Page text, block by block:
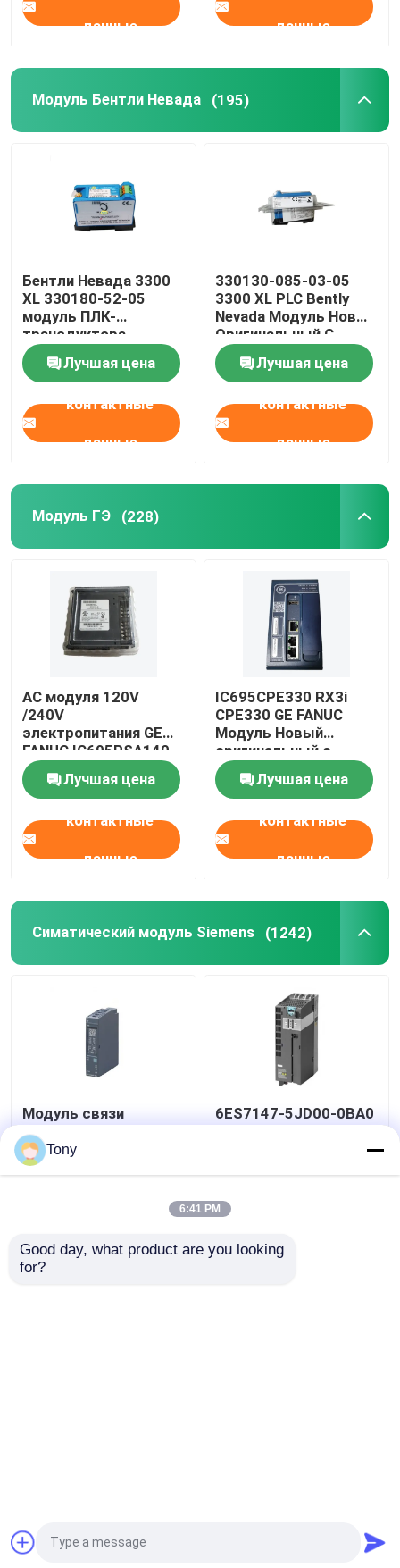
данные данные
Модуль Бентли Невада (195)
Бентли Невада 3300
XL 330180-52-05
модуль ПЛК-
трансдуктора
близости
Лучшая цена
контактные
данные
330130-085-03-05
3300 XL PLC Bently
Nevada Модуль Новый
Оригинальный С
Запечатанным
Лучшая цена
контактные
данные
Модуль ГЭ (228)
AC модуля 120V
/240V
электропитания GE
FANUC IC695PSA140
RX3i
Лучшая цена
контактные
данные
IC695CPE330 RX3i
CPE330 GE FANUC
Модуль Новый
оригинальный с
запечатанным
Лучшая цена
контактные
данные
Симатический модуль Siemens (1242)
Модуль связи
SIEMENS 6ES7241-
1AH32-0XB0 SIMATIC
S7-1200
6ES7147-5JD00-0BA0
Automation Equipment Co.,Ltd. All Rights
Tony
6:41 PM
Good day, what product are you looking
for?